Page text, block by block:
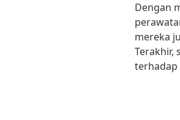
Dengan
mereka
Terakhir,
terhadap